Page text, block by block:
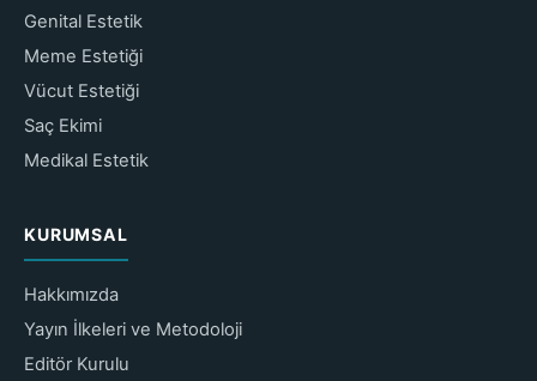
Genital Estetik
Meme Estetiği
Vücut Estetiği
Saç Ekimi
Medikal Estetik
KURUMSAL
Hakkımızda
Yayın İlkeleri ve Metodoloji
Editör Kurulu